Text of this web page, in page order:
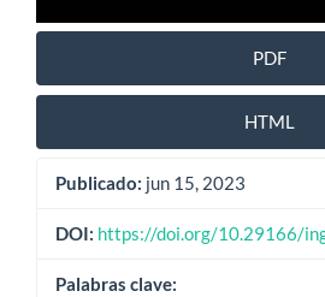
PDF
HTML
Publicado: jun 15, 2023
DOI: https://doi.org/10.29166/
Palabras clave: